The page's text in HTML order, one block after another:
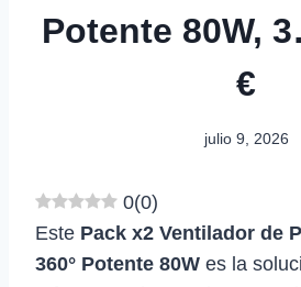
Potente 80W,
€
julio 9, 2026
0(0)
Este Pack x2 Ventilador de
360° Potente 80W es la